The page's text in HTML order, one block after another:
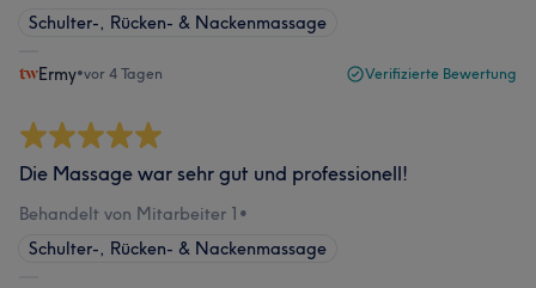
Schulter-, Rücken- & Nackenmassage
Ermy•vor 4 Tagen Verifizierte Bewertung
Die Massage war sehr gut und professionell!
Behandelt von Mitarbeiter 1 •
Schulter-, Rücken- & Nackenmassage